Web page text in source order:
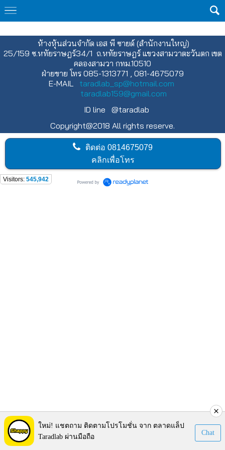
ห้างหุ้นส่วนจำกัด เอส พี ซายด์ (สำนักงานใหญ่)
25/159 ซ.หทัยราษฎร์34/1 ถ.หทัยราษฎร์ แขวงสามวาตะวันตก เขต
คลองสามวา กทม.10510
ฝ่ายขาย โทร 085-1313771 , 081-4675079
E-MAIL taradlab_sp@hotmail.com
taradlab159@gmail.com
ID line @taradlab
Copyright@2018 All rights reserve.
ติดต่อ0814675079
คลิกเพื่อโทร
Visitors: 545,942
ใหม่! แชตถาม ติดตามโปรโมชั่น จาก ตลาดแล็ป
Taradlab ผ่านมือถือ
Chat